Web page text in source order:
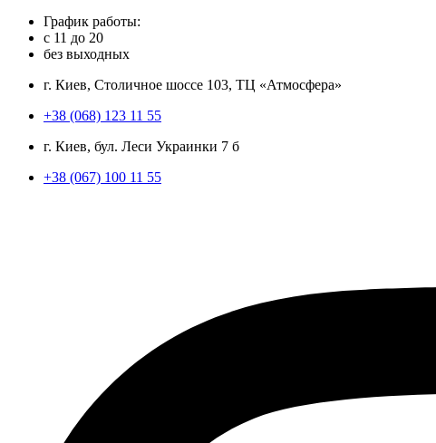
График работы:
с 11 до 20
без выходных
г. Киев, Столичное шоссе 103, ТЦ «Атмосфера»
+38 (068) 123 11 55
г. Киев, бул. Леси Украинки 7 б
+38 (067) 100 11 55